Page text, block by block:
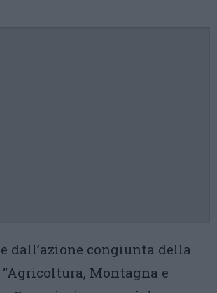
dall’azione congiunta della
Montagna e